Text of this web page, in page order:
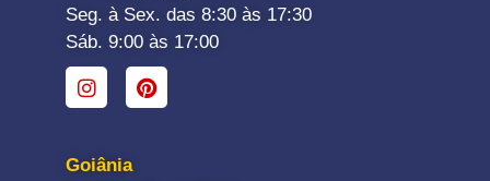
Seg. à Sex. das 8:30 às 17:30
Sáb. 9:00 às 17:00
Goiânia